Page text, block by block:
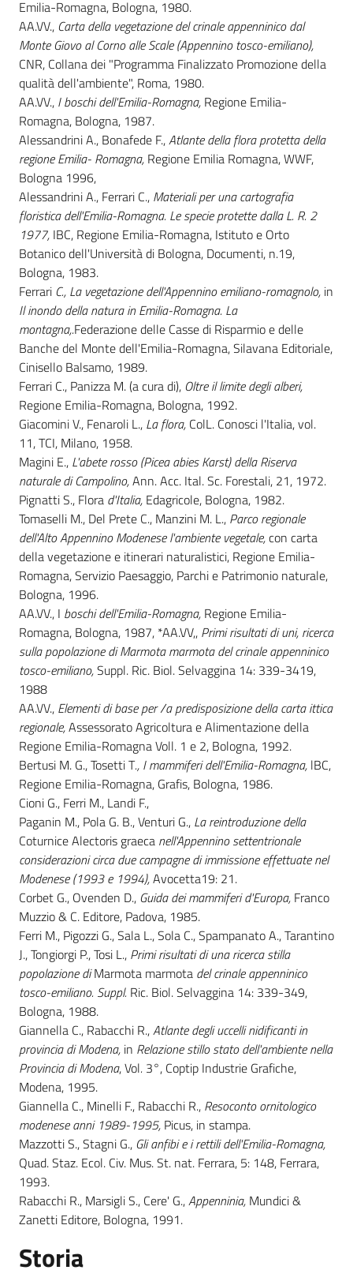
Emilia-Romagna, Bologna, 1980.
AA.VV., Carta della vegetazione del crinale appenninico dal
Monte Giovo al Corno alle Scale (Appennino tosco-emiliano),
CNR, Collana dei "Programma Finalizzato Promozione della
qualità dell'ambiente", Roma, 1980.
AA.VV., I boschi dell'Emilia-Romagna, Regione Emilia-
Romagna, Bologna, 1987.
Alessandrini A., Bonafede F.,Atlante della flora protetta della
regione Emilia- Romagna, Regione Emilia Romagna, WWF,
Bologna 1996,
Alessandrini A., Ferrari C., Materiali per una cartografia
floristica dell'Emilia-Romagna. Le specie protette dalla L. R. 2
1977, IBC, Regione Emilia-Romagna, Istituto e Orto
Botanico dell'Università di Bologna, Documenti, n.19,
Bologna, 1983.
Ferrari C., La vegetazione dell'Appennino emiliano-romagnolo, in
Il inondo della natura in Emilia-Romagna. La
montagna,.Federazione delle Casse di Risparmio e delle
Banche del Monte dell'Emilia-Romagna, Silavana Editoriale,
Cinisello Balsamo, 1989.
Ferrari C., Panizza M. (a cura di), Oltre il limite degli alberi,
Regione Emilia-Romagna, Bologna, 1992.
Giacomini V., Fenaroli L., La flora, ColL. Conosci l'Italia, vol.
11, TCI, Milano, 1958.
Magini E., L'abete rosso (Picea abies Karst) della Riserva
naturale di Campolino,Ann. Acc. Ital. Sc. Forestali, 21, 1972.
Pignatti S., Flora d'Italia, Edagricole, Bologna, 1982.
Tomaselli M., Del Prete C., Manzini M. L., Parco regionale
dell'Alto Appennino Modenese l'ambiente vegetale,con carta
della vegetazione e itinerari naturalistici, Regione Emilia-
Romagna, Servizio Paesaggio, Parchi e Patrimonio naturale,
Bologna, 1996.
AA.VV., I boschi dell'Emilia-Romagna, Regione Emilia-
Romagna, Bologna, 1987, *AA.VV,, Primi risultati di uni, ricerca
sulla popolazione di Marmota marmota del crinale appenninico
tosco-emiliano,Suppl. Ric. Biol. Selvaggina 14: 339-3419,
1988
AA.VV., Elementi di base per /a predisposizione della carta ittica
regionale,Assessorato Agricoltura e Alimentazione della
Regione Emilia-Romagna Voll. 1 e 2, Bologna, 1992.
Bertusi M. G., Tosetti T., I mammiferi dell'Emilia-Romagna, lBC,
Regione Emilia-Romagna, Grafis, Bologna, 1986.
Cioni G., Ferri M., Landi F.,
Paganin M., Pola G. B., Venturi G., La reintroduzione della
Coturnice Alectoris graeca nell'Appennino settentrionale
considerazioni circa due campagne di immissione effettuate nel
Modenese (1993 e 1994),Avocetta19: 21.
Corbet G., Ovenden D., Guida dei mammiferi d'Europa, Franco
Muzzio & C. Editore, Padova, 1985.
Ferri M., Pigozzi G., Sala L., Sola C., Spampanato A., Tarantino
J., Tongiorgi P., Tosi L., Primi risultati di una ricerca stilla
popolazione diMarmota marmota del crinale appenninico
tosco-emiliano. Suppl. Ric. Biol. Selvaggina 14: 339-349,
Bologna, 1988.
Giannella C., Rabacchi R.,Atlante degli uccelli nidificanti in
provincia di Modena, in Relazione stillo stato dell'ambiente nella
Provincia di Modena, Vol. 3°, Coptip Industrie Grafiche,
Modena, 1995.
Giannella C., Minelli F., Rabacchi R., Resoconto ornitologico
modenese anni 1989-1995, Picus, in stampa.
Mazzotti S., Stagni G., Gli anfibi e i rettili dell'Emilia-Romagna,
Quad. Staz. Ecol. Civ. Mus. St. nat. Ferrara, 5: 148, Ferrara,
1993.
Rabacchi R., Marsigli S., Cere' G.,Appenninia, Mundici &
Zanetti Editore, Bologna, 1991.
Storia